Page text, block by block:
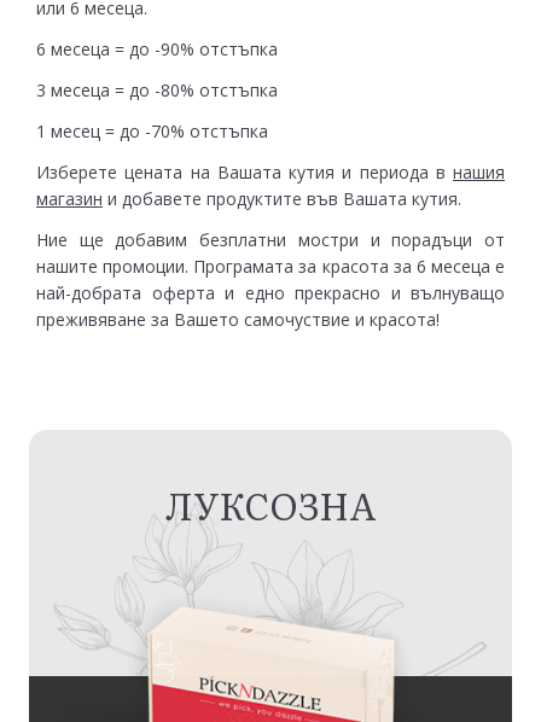
ЛУКСОЗНА
или 6 месеца.
6 месеца = до -90% отстъпка
3 месеца = до -80% отстъпка
1 месец = до -70% отстъпка
Изберете цената на Вашата кутия и периода в нашия
магазин и добавете продуктите във Вашата кутия.
Ние ще добавим безплатни мостри и порадъци от
нашите промоции. Програмата за красота за 6 месеца е
най-добрата оферта и едно прекрасно и вълнуващо
преживяване за Вашето самочуствие и красота!